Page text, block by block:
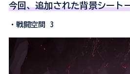
今回、追加された背景シート
・戦闘空間 3